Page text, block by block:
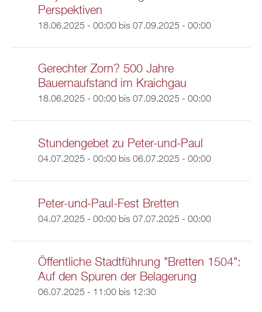
Perspektiven
18.06.2025 - 00:00bis 07.09.2025 - 00:00
Gerechter Zorn? 500 Jahre
Bauernaufstand im Kraichgau
18.06.2025 - 00:00bis 07.09.2025 - 00:00
Stundengebet zu Peter-und-Paul
04.07.2025 - 00:00bis 06.07.2025 - 00:00
Peter-und-Paul-Fest Bretten
04.07.2025 - 00:00bis 07.07.2025 - 00:00
Öffentliche Stadtführung "Bretten 1504":
Auf den Spuren der Belagerung
06.07.2025 - 11:00bis 12:30